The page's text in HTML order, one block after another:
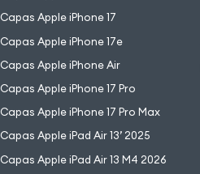
Capas Apple iPhone 17
Capas Apple iPhone 17e
Capas Apple iPhone Air
Capas Apple iPhone 17 Pro
Capas Apple iPhone 17 Pro Max
Capas Apple iPad Air 13’ 2025
Capas Apple iPad Air 13 M4 2026